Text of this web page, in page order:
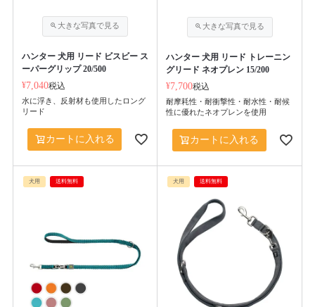
ハンター 犬用 リード ビスビー ス
ーパーグリップ 20/500
¥7,040税込
水に浮き、反射材も使用したロング
リード
カートに入れる
ハンター 犬用 リード トレーニン
グリード ネオプレン 15/200
¥7,700税込
耐摩耗性・耐衝撃性・耐水性・耐候
性に優れたネオプレンを使用
カートに入れる
犬用 送料無料 犬用 送料無料